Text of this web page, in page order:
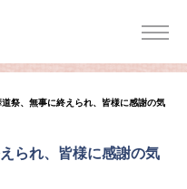
祭、無事に終えられ、皆様に感謝の気
られ、皆様に感謝の気